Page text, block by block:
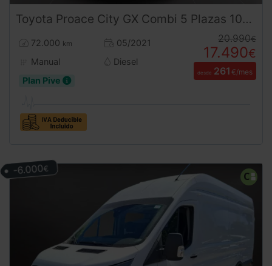
Toyota Proace City GX Combi 5 Plazas 102CV | Desde 260€/mes
72.000 km
05/2021
Manual
Diesel
Plan Pive
20.990€
17.490€
desde 261 €/mes
-6.000€